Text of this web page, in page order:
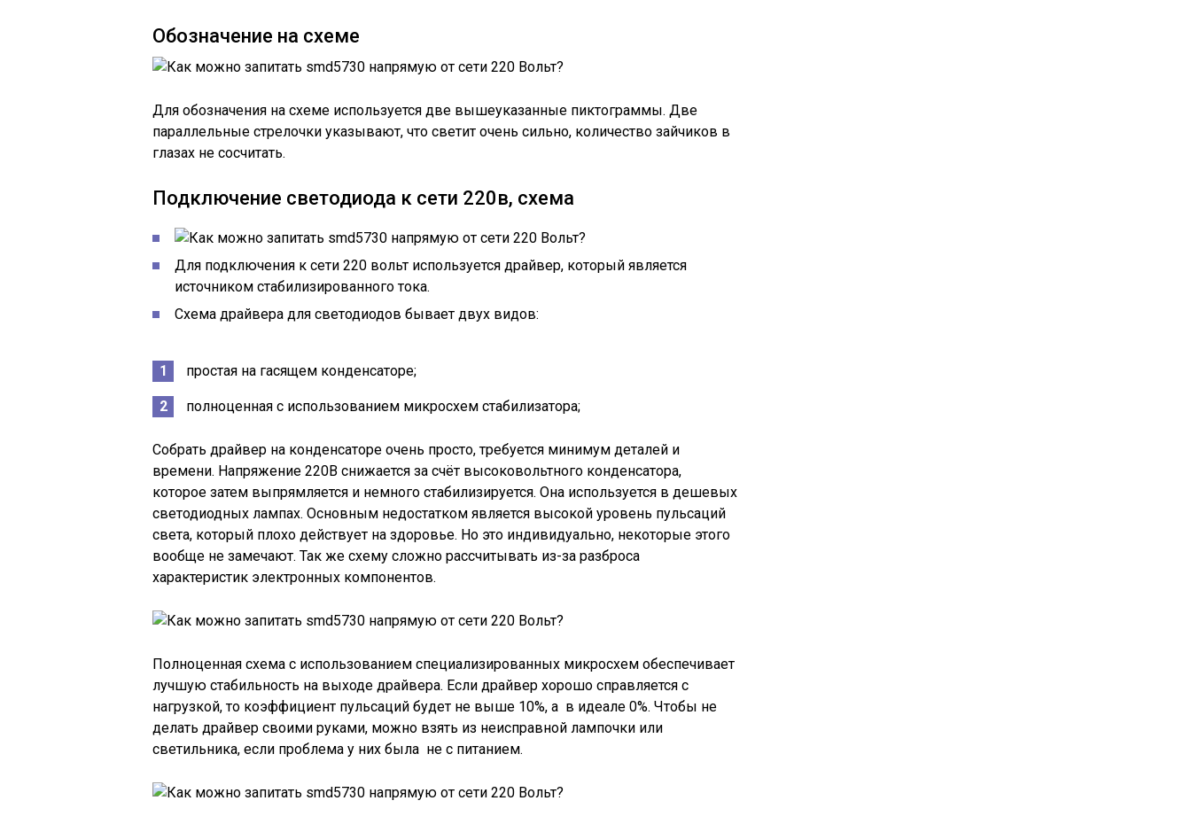
Обозначение на схеме
Для обозначения на схеме используется две вышеуказанные пиктограммы. Две
параллельные стрелочки указывают, что светит очень сильно, количество зайчиков в
глазах не сосчитать.
Подключение светодиода к сети 220в, схема
Для подключения к сети 220 вольт используется драйвер, который является
источником стабилизированного тока.
Схема драйвера для светодиодов бывает двух видов:
простая на гасящем конденсаторе;
полноценная с использованием микросхем стабилизатора;
Собрать драйвер на конденсаторе очень просто, требуется минимум деталей и
времени. Напряжение 220В снижается за счёт высоковольтного конденсатора,
которое затем выпрямляется и немного стабилизируется. Она используется в дешевых
светодиодных лампах. Основным недостатком является высокой уровень пульсаций
света, который плохо действует на здоровье. Но это индивидуально, некоторые этого
вообще не замечают. Так же схему сложно рассчитывать из-за разброса
характеристик электронных компонентов.
Полноценная схема с использованием специализированных микросхем обеспечивает
лучшую стабильность на выходе драйвера. Если драйвер хорошо справляется с
нагрузкой, то коэффициент пульсаций будет не выше 10%, а в идеале 0%. Чтобы не
делать драйвер своими руками, можно взять из неисправной лампочки или
светильника, если проблема у них была не с питанием.